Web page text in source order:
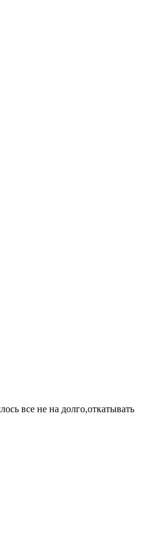
все не на долго,откатывать